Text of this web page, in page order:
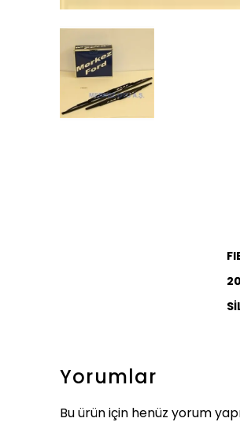
Yorumlar
Bu ürün için henüz yorum